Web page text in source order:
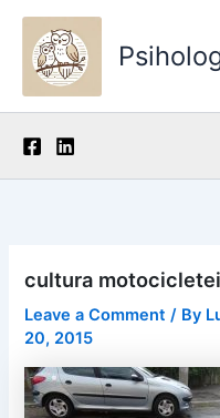
content
cultura motocicletei
Leave a Comment / By
20, 2015